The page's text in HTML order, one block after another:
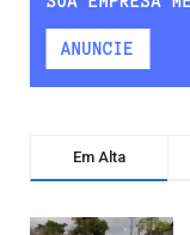
Em Alta